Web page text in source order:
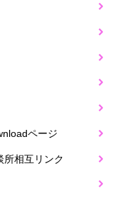
ページ
所相互リンク